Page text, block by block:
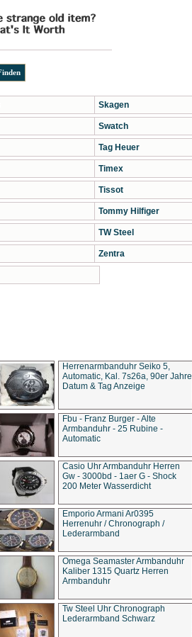
Skagen
Swatch
Tag Heuer
Timex
Tissot
Tommy Hilfiger
TW Steel
Zentra
Herrenarmbanduhr Seiko 5,
Automatic, Kal. 7s26a, 90er Jahre
Datum & Tag Anzeige
Fbu - Franz Burger - Alte
Armbanduhr - 25 Rubine -
Automatic
Casio Uhr Armbanduhr Herren
Gw - 3000bd - 1aer G - Shock
200 Meter Wasserdicht
Emporio Armani Ar0395
Herrenuhr / Chronograph /
Lederarmband
Omega Seamaster Armbanduhr
Kaliber 1315 Quartz Herren
Armbanduhr
Tw Steel Uhr Chronograph
Lederarmband Schwarz